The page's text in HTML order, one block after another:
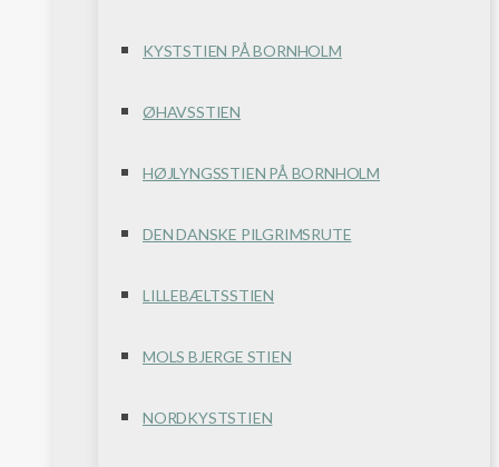
KYSTSTIEN PÅ BORNHOLM
ØHAVSSTIEN
HØJLYNGSSTIEN PÅ BORNHOLM
DEN DANSKE PILGRIMSRUTE
LILLEBÆLTSSTIEN
MOLS BJERGE STIEN
NORDKYSTSTIEN